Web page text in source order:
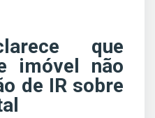
que
imóvel não
de IR sobre